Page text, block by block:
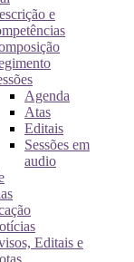
e
Agenda
Atas
Editais
Sessões em
audio
Editais e